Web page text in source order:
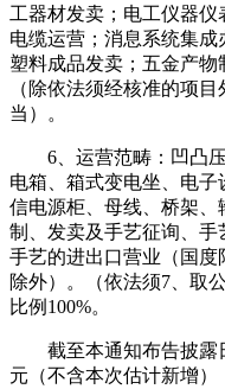
工器材发卖；电工仪器仪
电缆运营；消息系统集成
塑料成品发卖；五金产
（除依法须经核准的项
当）。
6、运营范畴：凹凸压
电箱、箱式变电坐、电
信电源柜、母线、桥架、
制、发卖及手艺征询、手
手艺的进出口营业（国
除外）。（依法须7、取
比例100%。
截至本通知布告披露日
元（不含本次估计新增